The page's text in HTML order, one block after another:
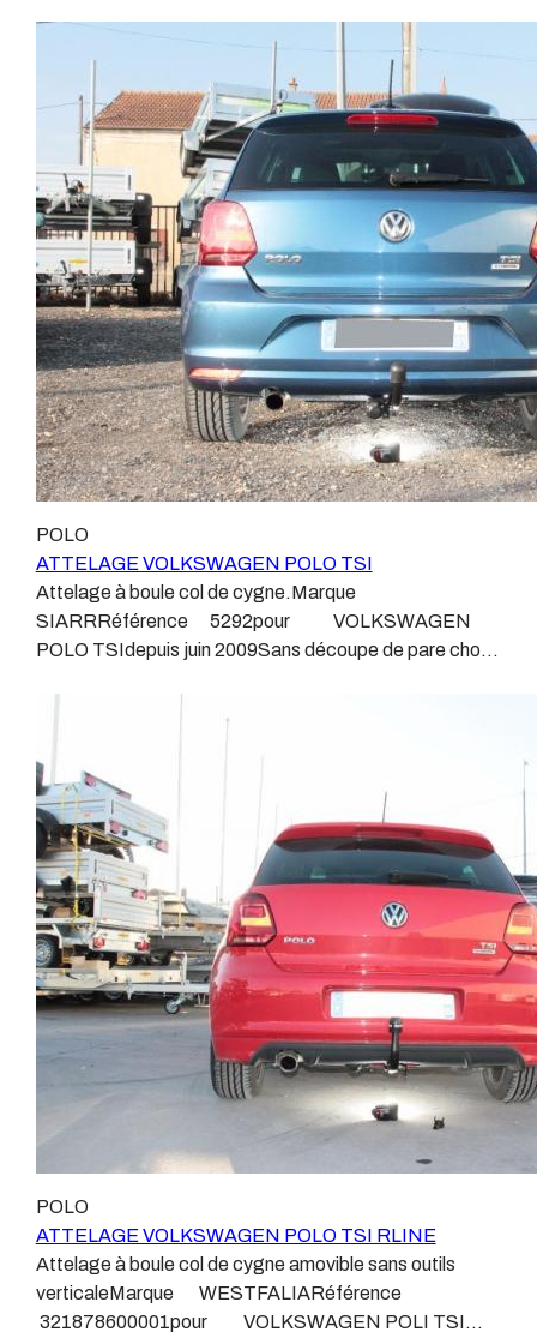
…. Nous n’installons (quand ils existent) que des
faisceaux « d’origine », c'est-à-dire fabriqués
spécifiquement pour votre véhicule, se branchant aux
emplacements prévus et suivant les normes
constructeurs. En dehors de quelques rares cas, nous
ne montons jamais de faisceau appelé : adaptable,
universel, modulable, smart…., et quand nous le
faisons, s’il n’existe pas d’autre choix, nous utilisons le
plus haut de gamme du marché, le plus fiable et le plus
stable. Il faut savoir que le montage d’un faisceau non
conforme ou adaptable vous fera perdre tout recours et
toute garantie auprès du constructeur en cas de
défaillance. Ce genre de faisceau est souvent mal
monté, alimenté par les éclairages intérieurs et fait
courir de vrai risque technique à votre véhicule. Nous
n’intervenons pas sur les véhicules ayant ce type de
montage non conforme. Voilà pourquoi il est nécessaire
agréé, habitué à poser des attelages et respectant les
normes, nous ne transigeons pas sur ces points. Les
différentes dénominations pour un attelage sont :
Attelage pour voiture, crochet d’attelage, boule pour
voiture, attache remorque, attache voiture, attelage
remorque, boule d’arrimage, crochet d’attache.
choc visible, uniquement sur le retour. Poids maxi
tractable 1200 kgValeur S 75 kgPoids de l'attelage 15
kg Anhängerkupplung VOLKSWAGEN POLO 6 TYPE
AW1 Patrick Remorques se conjugue avec
ATTELAGE depuis 1968. Les temps ont changé depuis
les premiers attelages fabriqués à la demande dans
l’atelier, autour d’un poste à souder et d’un étau.
L’évolution technique et la normalisation sont passées
par là. Maintenant un attelage doit être homologué,
c’est le cas de tous les produits que nous proposons,
sans exception ! Nous ne travaillons qu’avec les
marques homologuées à même d’assurer le suivi de
leurs produits :ATTELAGES
WESTFALIAATTELAGES SIARRATTELAGES
BRINKATTELAGES THULEATTELAGES
BOISNIERATTELAGES GDWATTELAGES
ARAGON Le faisceau électrique est devenu le produit
le plus technique, lui aussi est soumis à normalisation et
homologation. Le faisceau est connecté à votre
véhicule, il doit être prévu à cet effet, supporter les
vibrations et les contraintes auquel il peut être soumis.
Dans certains cas le faisceau connecté modifie la
…. Nous n’installons (quand ils existent) que des
faisceaux « d’origine », c'est-à-dire fabriqués
emplacements prévus et suivant les normes
constructeurs. En dehors de quelques rares cas, nous
ne montons jamais de faisceau appelé : adaptable,
universel, modulable, smart…., et quand nous le
faisons, s’il n’existe pas d’autre choix, nous utilisons le
plus haut de gamme du marché, le plus fiable et le plus
stable. Il faut savoir que le montage d’un faisceau non
conforme ou adaptable vous fera perdre tout recours et
toute garantie auprès du constructeur en cas de
défaillance. Ce genre de faisceau est souvent mal
monté, alimenté par les éclairages intérieurs et fait
courir de vrai risque technique à votre véhicule. Nous
n’intervenons pas sur les véhicules ayant ce type de
montage non conforme. Voilà pourquoi il est nécessaire
agréé, habitué à poser des attelages et respectant les
normes, nous ne transigeons pas sur ces points. Les
différentes dénominations pour un attelage sont :
Attelage pour voiture, crochet d’attelage, boule pour
voiture, attache remorque, attache voiture, attelage
POLO
ATTELAGE VOLKSWAGEN POLO TSI
Attelage à boule col de cygne.Marque
SIARRRéférence 5292pour VOLKSWAGEN
POLO TSIdepuis juin 2009Sans découpe de pare choc
Remorques se conjugue avec ATTELAGE depuis
1968.Les temps ont changé depuis les premiers
attelages fabriqués à la demande dans l’atelier, autour
d’un poste à souder et d’un étau.L’évolution technique et
la normalisation sont passées par là.Maintenant un
attelage doit être homologué, c’est le cas de tous les
produits que nous proposons, sans exception !Nous ne
travaillons qu’avec les marques homologuées à même
d’assurer le suivi de leurs produits :ATTELAGES
WESTFALIAATTELAGES SIARRATTELAGES
BRINKATTELAGES THULEATTELAGES
BOISNIERATTELAGES GDWATTELAGES
ARAGONLe faisceau électrique est devenu le produit le
plus technique, lui aussi est soumis à normalisation et
homologation.Le faisceau est connecté à votre
véhicule, il doit être prévu à cet effet, supporter les
vibrations et les contraintes auquel il peut être soumis.
Dans certains cas le faisceau connecté modifie la
gestion des assistances à la conduite type EPS, ABS,
….Nous n’installons (quand ils existent) que des
POLO
ATTELAGE VOLKSWAGEN POLO TSI RLINE
Attelage à boule col de cygne amovible sans outils
verticaleMarque WESTFALIARéférence
321878600001pour VOLKSWAGEN POLI TSI